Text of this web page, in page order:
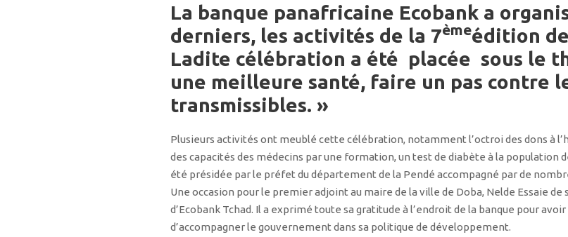
La banque panafricaine Ecobank a
derniers, les activités de la 7èmeédition
Ladite célébration a été placée sous le
une meilleure santé, faire un pas contre
transmissibles. »
Plusieurs activités ont meublé cette célébration, notamment l’octroi des dons à
des capacités des médecins par une formation, un test de diabète à la population
été présidée par le préfet du département de la Pendé accompagné par de
Une occasion pour le premier adjoint au maire de la ville de Doba, Nelde Essaie de
d’Ecobank Tchad. Il a exprimé toute sa gratitude à l’endroit de la banque pour
d’accompagner le gouvernement dans sa politique de développement.